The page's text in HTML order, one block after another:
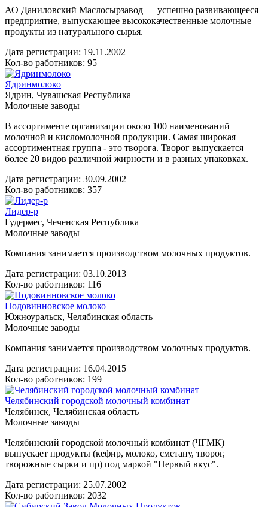
АО Даниловский Маслосырзавод — успешно развивающееся
предприятие, выпускающее высококачественные молочные
продукты из натурального сырья.
Дата регистрации: 19.11.2002
Кол-во работников: 95
Ядринмолоко
Ядрин, Чувашская Республика
Молочные заводы
В ассортименте организации около 100 наименований
молочной и кисломолочной продукции. Самая широкая
ассортиментная группа - это творога. Творог выпускается
более 20 видов различной жирности и в разных упаковках.
Дата регистрации: 30.09.2002
Кол-во работников: 357
Лидер-р
Гудермес, Чеченская Республика
Молочные заводы
Компания занимается производством молочных продуктов.
Дата регистрации: 03.10.2013
Кол-во работников: 116
Подовинновское молоко
Южноуральск, Челябинская область
Молочные заводы
Компания занимается производством молочных продуктов.
Дата регистрации: 16.04.2015
Кол-во работников: 199
Челябинский городской молочный комбинат
Челябинск, Челябинская область
Молочные заводы
Челябинский городской молочный комбинат (ЧГМК)
выпускает продукты (кефир, молоко, сметану, творог,
творожные сырки и пр) под маркой "Первый вкус".
Дата регистрации: 25.07.2002
Кол-во работников: 2032